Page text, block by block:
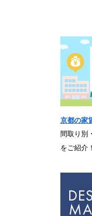
京都の家
間取り別
をご紹介！